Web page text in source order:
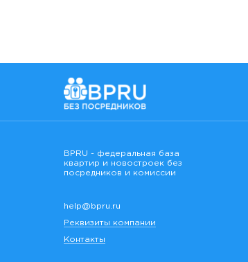
BPRU - федеральная база
квартир и новостроек без
посредников и комиссии
help@bpru.ru
Реквизиты компании
Контакты